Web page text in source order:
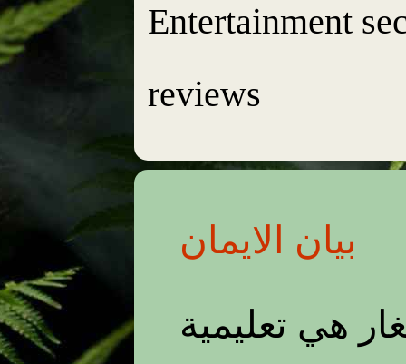
Entertainment
reviews
بيان الايمان
هي تعليمية